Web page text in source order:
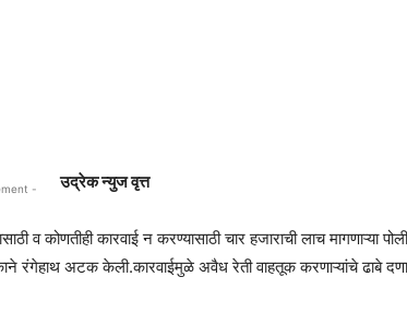
- उद्रेक न्युज वृत्त
व कोणतीही कारवाई न करण्यासाठी चार हजाराची लाच मागणाऱ्या
रंगेहाथ अटक केली.कारवाईमुळे अवैध रेती वाहतूक करणाऱ्यांचे ढाबे